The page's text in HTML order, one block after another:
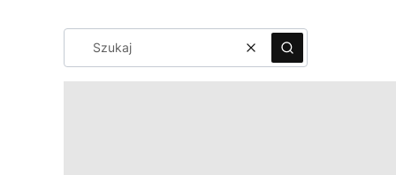
WyczyśćSzukaj